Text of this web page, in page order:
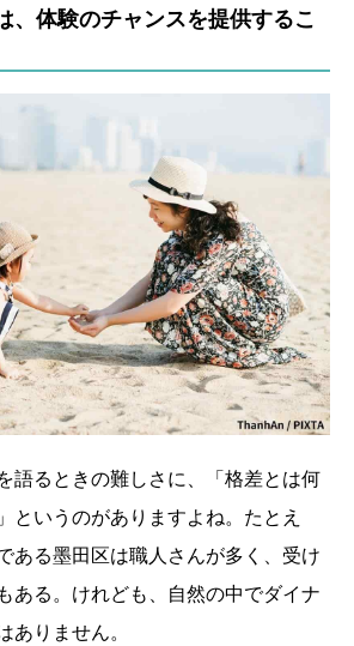
、体験のチャンスを提供するこ
語るときの難しさに、「格差とは何
というのがありますよね。たとえ
ある墨田区は職人さんが多く、受け
ある。けれども、自然の中でダイナ
ありません。